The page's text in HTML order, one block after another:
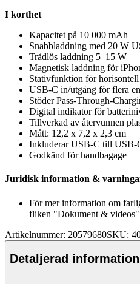
I korthet
Kapacitet på 10 000 mAh
Snabbladdning med 20 W
Trådlös laddning 5–15 W
Magnetisk laddning för
Stativfunktion för
USB-C in/utgång för flera
StöderPass-Through-
Digital indikator för
Tillverkad av återvunnen
Mått: 12,2 x 7,2 x 2,3 cm
Inkluderar USB-C till USB-
Godkänd för handbagage
Juridisk information &
För mer information om
fliken "Dokument &
Artikelnummer: 20579680SKU:
Detaljerad information